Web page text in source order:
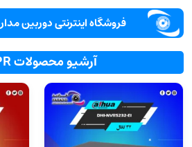
فروشگاه اینترنتی دوربین
آرشیو محصولات ANPR